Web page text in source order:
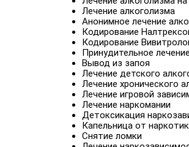
Лечение алкоголизма
Анонимное лечение
Кодирование
Кодирование
Принудительное
Вывод из запоя
Лечение детского
Лечение хронического
Лечение игровой
Лечение наркомании
Детоксикация
Капельница от
Снятие ломки